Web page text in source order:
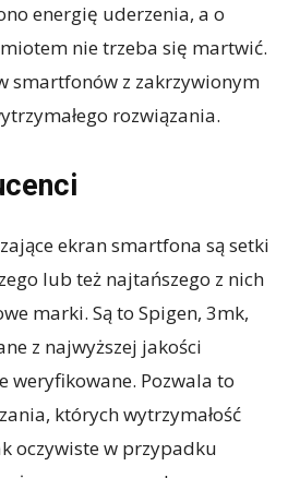
energię uderzenia, a o
nie trzeba się martwić.
smartfonów z zakrzywionym
rozwiązania.
ekran smartfona są setki
lub też najtańszego z nich
marki. Są to Spigen, 3mk,
z najwyższej jakości
weryfikowane. Pozwala to
których wytrzymałość
oczywiste w przypadku